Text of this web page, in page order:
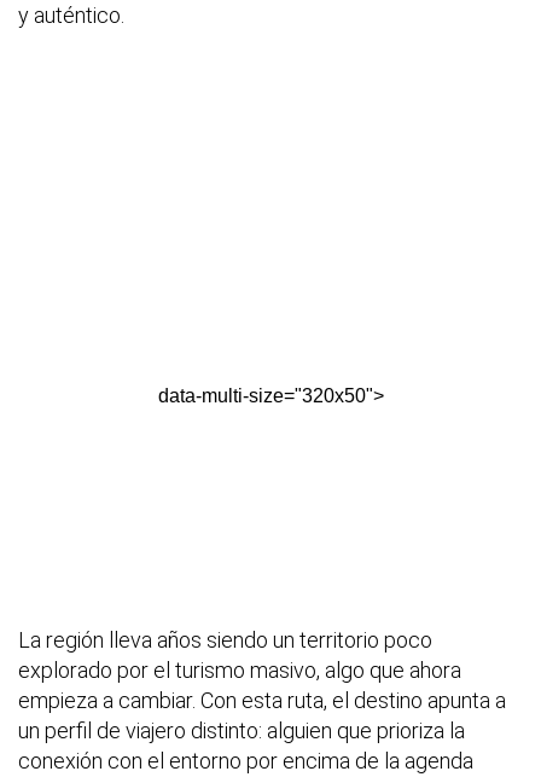
y auténtico.
data-multi-size="320x50">
La región lleva años siendo un territorio poco
explorado por el turismo masivo, algo que ahora
empieza a cambiar. Con esta ruta, el destino apunta a
un perfil de viajero distinto: alguien que prioriza la
conexión con el entorno por encima de la agenda